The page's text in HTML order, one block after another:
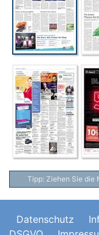
Tipp: Ziehen Sie die
Datenschutz